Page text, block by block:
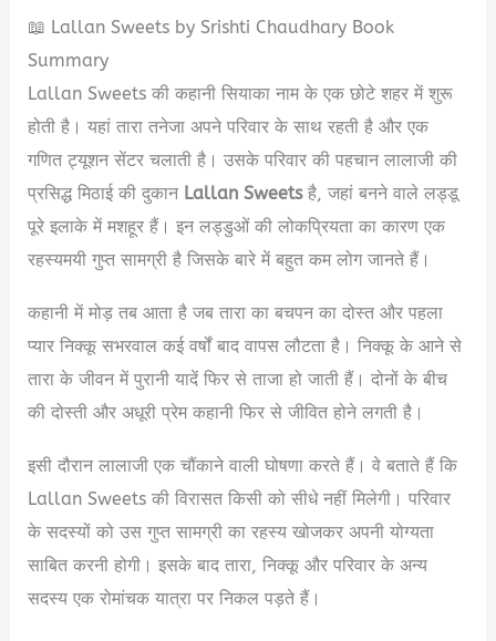
📖 Lallan Sweets by Srishti Chaudhary Book
Summary
Lallan Sweets की कहानी सियाका नाम के एक छोटे शहर में शुरू
होती है। यहां तारा तनेजा अपने परिवार के साथ रहती है और एक
गणित ट्यूशन सेंटर चलाती है। उसके परिवार की पहचान लालाजी की
प्रसिद्ध मिठाई की दुकान Lallan Sweetsहै, जहां बनने वाले लड्डू
पूरे इलाके में मशहूर हैं। इन लड्डुओं की लोकप्रियता का कारण एक
रहस्यमयी गुप्त सामग्री है जिसके बारे में बहुत कम लोग जानते हैं।
कहानी में मोड़ तब आता है जब तारा का बचपन का दोस्त और पहला
प्यार निक्कू सभरवाल कई वर्षों बाद वापस लौटता है। निक्कू के आने से
तारा के जीवन में पुरानी यादें फिर से ताजा हो जाती हैं। दोनों के बीच
की दोस्ती और अधूरी प्रेम कहानी फिर से जीवित होने लगती है।
इसी दौरान लालाजी एक चौंकाने वाली घोषणा करते हैं। वे बताते हैं कि
Lallan Sweets की विरासत किसी को सीधे नहीं मिलेगी। परिवार
के सदस्यों को उस गुप्त सामग्री का रहस्य खोजकर अपनी योग्यता
साबित करनी होगी। इसके बाद तारा, निक्कू और परिवार के अन्य
सदस्य एक रोमांचक यात्रा पर निकल पड़ते हैं।